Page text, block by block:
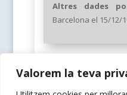
Valorem la teva
Altres dades
Barcelona el 15/12/